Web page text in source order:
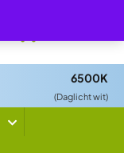
6500K
(Daglicht wit)